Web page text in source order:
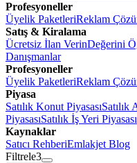
Profesyoneller
Üyelik PaketleriReklam
Satış & Kiralama
Ücretsiz İlan VerinDeğerini
Danışmanlar
Profesyoneller
Üyelik PaketleriReklam
Piyasa
Satılık Konut PiyasasıSatılık
PiyasasıSatılık İş Yeri Piyasası
Kaynaklar
Satıcı RehberiEmlakjet Blog
Filtrele3